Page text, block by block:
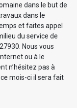
dans le but de
dans le
et faites appel
du service de
Nous vous
ou à le
n’hésitez pas à
mois-ci il sera fait